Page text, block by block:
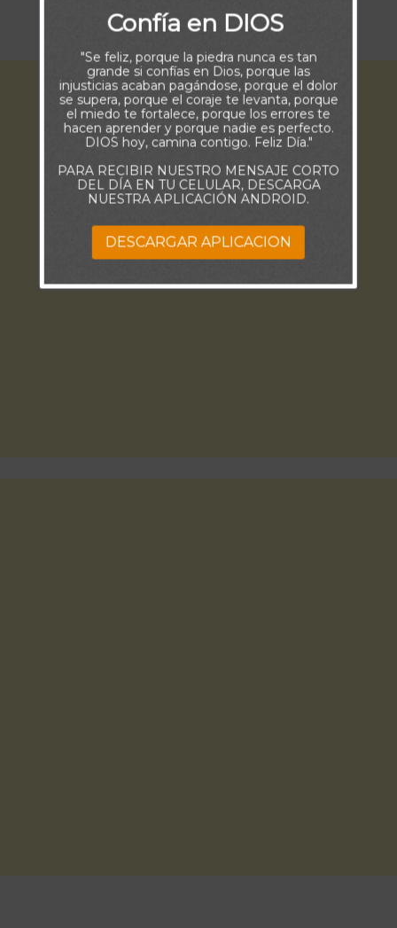
Buenos Días.
Confía en DIOS
"Se feliz, porque la piedra nunca es tan
grande si confías en Dios, porque las
injusticias acaban pagándose, porque el dolor
se supera, porque el coraje te levanta, porque
el miedo te fortalece, porque los errores te
hacen aprender y porque nadie es perfecto.
DIOS hoy, camina contigo. Feliz Día."
PARA RECIBIR NUESTRO MENSAJE CORTO
DEL DÍA EN TU CELULAR, DESCARGA
NUESTRA APLICACIÓN ANDROID.
DESCARGAR APLICACION